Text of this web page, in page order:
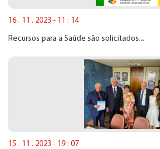
16 . 11 . 2023 - 11 : 14
Recursos para a Saúde são solicitados...
15 . 11 . 2023 - 19 : 07